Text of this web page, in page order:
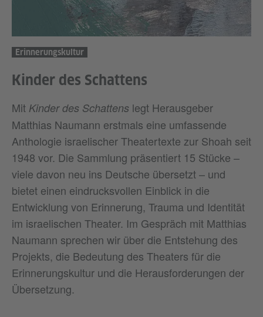
Erinnerungskultur
Kinder des Schattens
Mit Kinder des Schattens legt Herausgeber
Matthias Naumann erstmals eine umfassende
Anthologie israelischer Theatertexte zur Shoah seit
1948 vor. Die Sammlung präsentiert 15 Stücke –
viele davon neu ins Deutsche übersetzt – und
bietet einen eindrucksvollen Einblick in die
Entwicklung von Erinnerung, Trauma und Identität
im israelischen Theater. Im Gespräch mit Matthias
Naumann sprechen wir über die Entstehung des
Projekts, die Bedeutung des Theaters für die
Erinnerungskultur und die Herausforderungen der
Übersetzung.